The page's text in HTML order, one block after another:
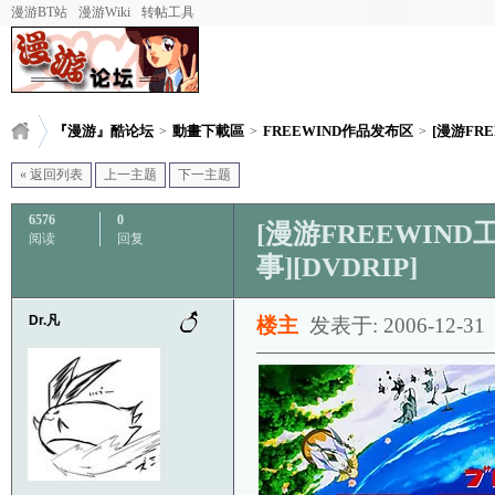
漫游BT站 漫游Wiki 转帖工具
『漫游』酷论坛 > 動畫下載區 > FREEWIND作品发布区 > [漫游
« 返回列表 上一主题 下一主题
6576
阅读
0
回复
[漫游FREEWIND
事][DVDRIP]
Dr.凡 楼主 发表于: 2006-12-31